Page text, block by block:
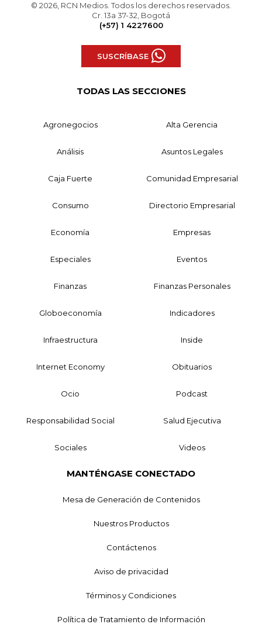
© 2026, RCN Medios. Todos los derechos reservados.
Cr. 13a 37-32, Bogotá
(+57) 1 4227600
SUSCRÍBASE
TODAS LAS SECCIONES
Agronegocios Alta Gerencia
Análisis Asuntos Legales
Caja Fuerte Comunidad Empresarial
Consumo Directorio Empresarial
Economía Empresas
Especiales Eventos
Finanzas Finanzas Personales
Globoeconomía Indicadores
Infraestructura Inside
Internet Economy Obituarios
Ocio Podcast
Responsabilidad Social Salud Ejecutiva
Sociales Videos
MANTÉNGASE CONECTADO
Mesa de Generación de Contenidos
Nuestros Productos
Contáctenos
Aviso de privacidad
Términos y Condiciones
Política de Tratamiento de Información